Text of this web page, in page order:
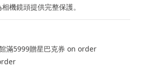
機鏡頭提供完整保護。
滿5999贈星巴克券 on order